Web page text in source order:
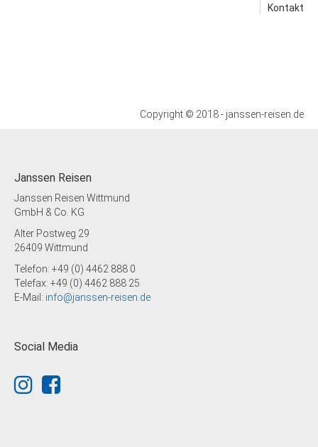
Kontakt
Copyright © 2018 - janssen-reisen.de
Janssen Reisen
Janssen Reisen Wittmund
GmbH & Co. KG
Alter Postweg 29
26409 Wittmund
Telefon: +49 (0) 4462 888 0
Telefax: +49 (0) 4462 888 25
E-Mail: info@janssen-reisen.de
Social Media